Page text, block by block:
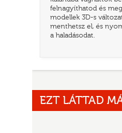
felnagyíthatod és
modellek 3D-s
menthetsz el, és
a haladásodat.
EZT LÁTTAD